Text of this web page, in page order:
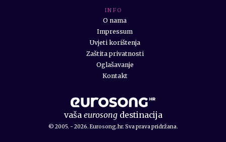
vaša eurosongdestinacija
© 2005. - 2026. Eurosong.hr. Sva prava pridržana.
I N F O
O nama
Impressum
Uvjeti korištenja
Zaštita privatnosti
Oglašavanje
Kontakt